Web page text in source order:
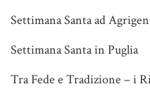
Settimana Santa ad
Settimana Santa in Puglia
Tra Fede e Tradizione – i